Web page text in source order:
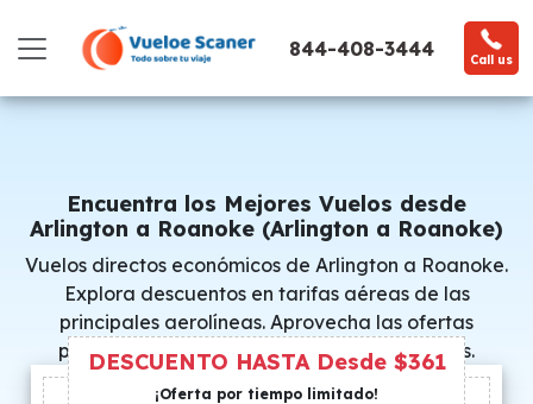
844-408-3444 Call us
Encuentra los Mejores Vuelos desde
Arlington a Roanoke (Arlington a Roanoke)
Vuelos directos económicos de Arlington a Roanoke.
Explora descuentos en tarifas aéreas de las
principales aerolíneas. Aprovecha las ofertas
promocionales y consigue precios especiales.
DESCUENTO HASTA Desde $361
¡Oferta por tiempo limitado!